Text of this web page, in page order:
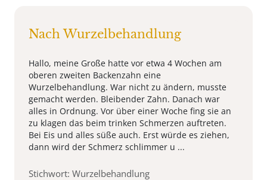
Nach Wurzelbehandlung
Hallo, meine Große hatte vor etwa 4 Wochen am
oberen zweiten Backenzahn eine
Wurzelbehandlung. War nicht zu ändern, musste
gemacht werden. Bleibender Zahn. Danach war
alles in Ordnung. Vor über einer Woche fing sie an
zu klagen das beim trinken Schmerzen auftreten.
Bei Eis und alles süße auch. Erst würde es ziehen,
dann wird der Schmerz schlimmer u ...
Stichwort: Wurzelbehandlung